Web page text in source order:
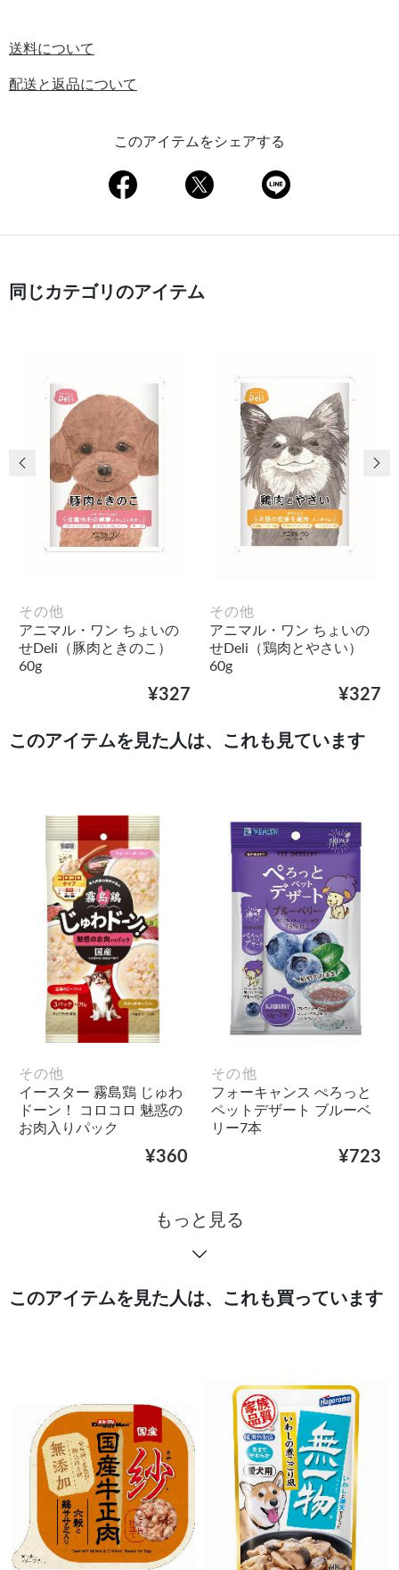
送料について
配送と返品について
このアイテムをシェアする
同じカテゴリのアイテム
その他
アニマル・ワン ちょいの
せDeli（豚肉ときのこ）
60g
¥327
その他
アニマル・ワン ちょいの
せDeli（鶏肉とやさい）
60g
¥327
前の画像 次
このアイテムを見た人は、これも見ています
その他
イースター 霧島鶏 じゅわ
ドーン！ コロコロ 魅惑の
お肉入りパック
¥360
その他
フォーキャンス ぺろっと
ペットデザート ブルーベ
リー7本
¥723
もっと見る
このアイテムを見た人は、これも買っています